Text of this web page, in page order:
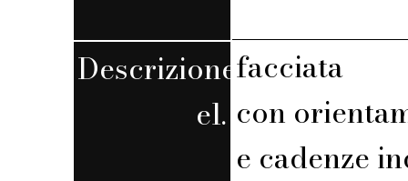
Descrizione
el.
facciata
con
e cadenze